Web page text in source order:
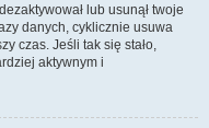
lub usunął twoje
danych, cyklicznie usuwa
czas. Jeśli tak się stało,
aktywnym i